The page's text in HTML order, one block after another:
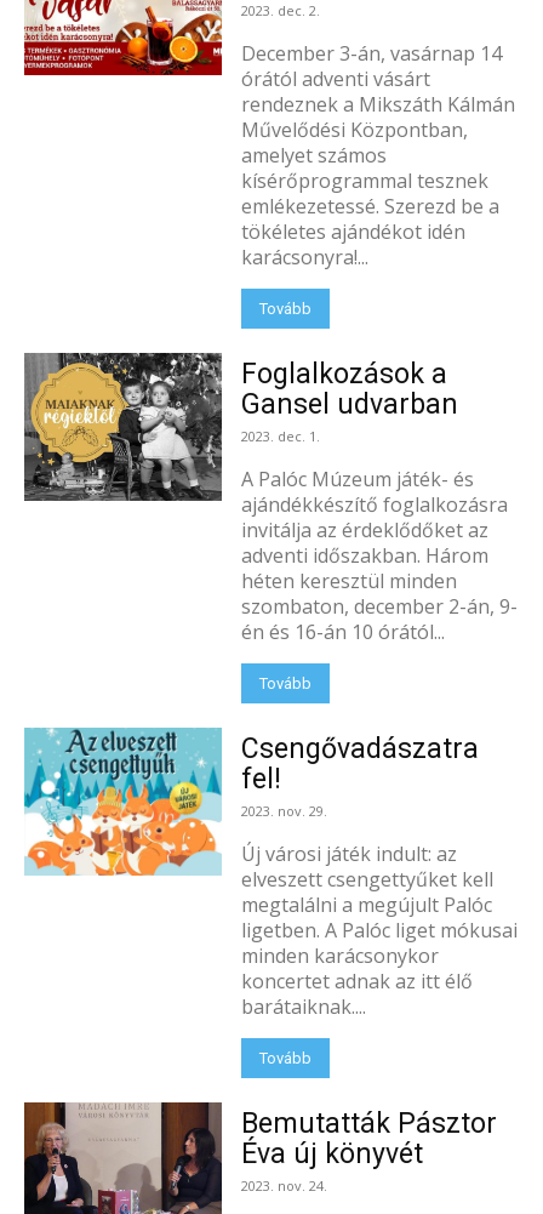
2023. dec. 2.
December 3-án, vasárnap 14
órától adventi vásárt
rendeznek a Mikszáth Kálmán
Művelődési Központban,
amelyet számos
kísérőprogrammal tesznek
emlékezetessé. Szerezd be a
tökéletes ajándékot idén
karácsonyra!...
Tovább
Foglalkozások a
Gansel udvarban
2023. dec. 1.
A Palóc Múzeum játék- és
ajándékkészítő foglalkozásra
invitálja az érdeklődőket az
adventi időszakban. Három
héten keresztül minden
szombaton, december 2-án, 9-
én és 16-án 10 órától...
Tovább
Csengővadászatra
fel!
2023. nov. 29.
Új városi játék indult: az
elveszett csengettyűket kell
megtalálni a megújult Palóc
ligetben. A Palóc liget mókusai
minden karácsonykor
koncertet adnak az itt élő
barátaiknak....
Tovább
Bemutatták Pásztor
Éva új könyvét
2023. nov. 24.